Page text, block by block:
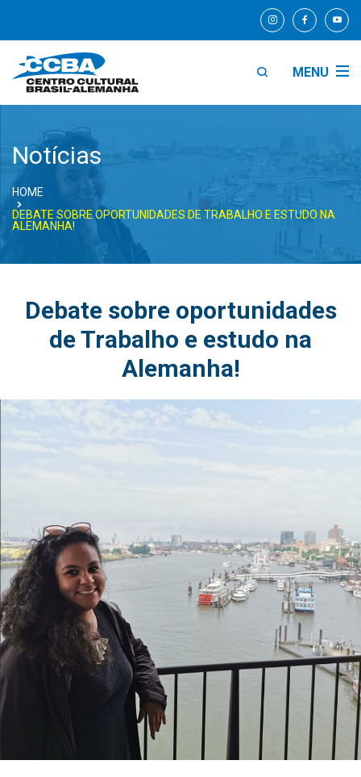
MENU
Notícias
HOME
DEBATE SOBRE OPORTUNIDADES DE TRABALHO E ESTUDO NA
ALEMANHA!
Debate sobre oportunidades
de Trabalho e estudo na
Alemanha!